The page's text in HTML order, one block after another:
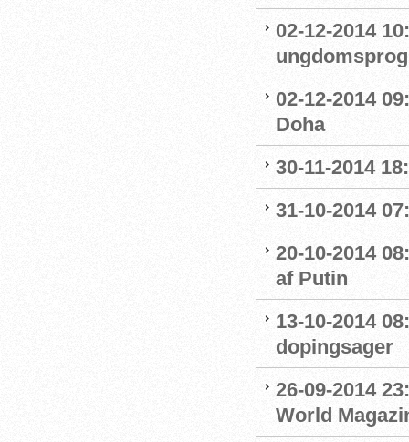
02-12-2014
02-12-2014
Doha
30-11-2014
31-10-2014
20-10-2014
af Putin
13-10-2014
dopingsager
26-09-2014
World